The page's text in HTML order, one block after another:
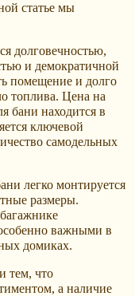
статье мы
долговечностью,
и демократичной
помещение и долго
топлива. Цена на
бани находится в
ключевой
самодельных
легко монтируется
размеры.
важными в
домиках.
тем, что
а наличие